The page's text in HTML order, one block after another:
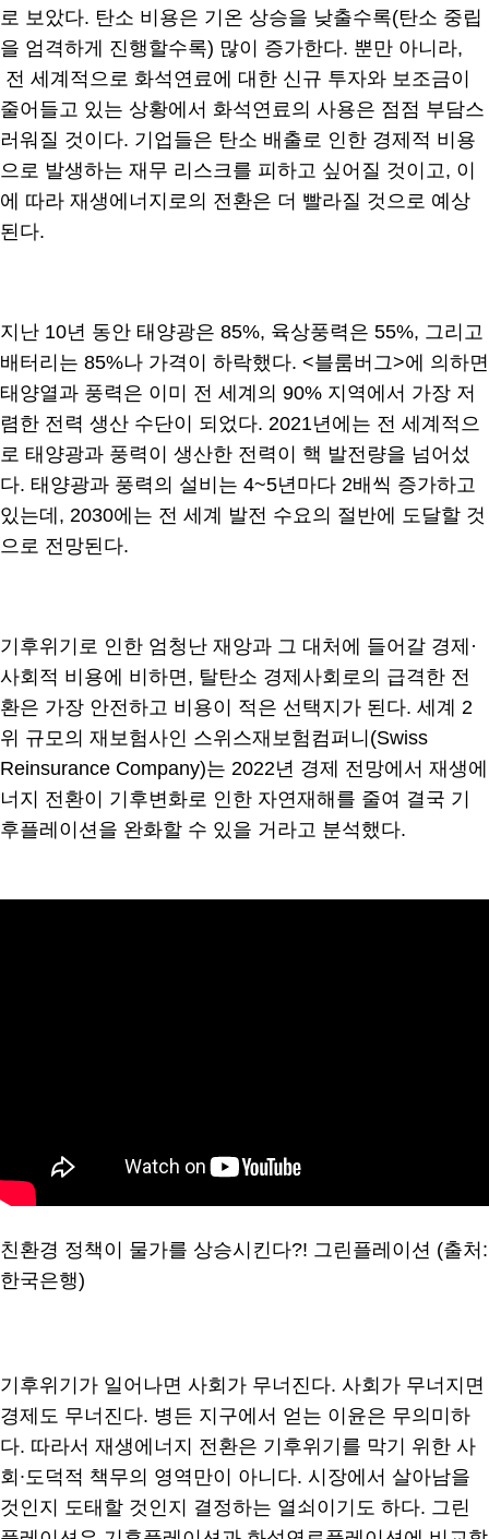
로 보았다. 탄소 비용은 기온 상승을 낮출수록(탄소 중립
을 엄격하게 진행할수록) 많이 증가한다. 뿐만 아니라,
전 세계적으로 화석연료에 대한 신규 투자와 보조금이
줄어들고 있는 상황에서 화석연료의 사용은 점점 부담스
러워질 것이다. 기업들은 탄소 배출로 인한 경제적 비용
으로 발생하는 재무 리스크를 피하고 싶어질 것이고, 이
에 따라 재생에너지로의 전환은 더 빨라질 것으로 예상
된다.
지난 10년 동안 태양광은 85%, 육상풍력은 55%, 그리고
배터리는 85%나 가격이 하락했다. <블룸버그>에 의하면
태양열과 풍력은 이미 전 세계의 90% 지역에서 가장 저
렴한 전력 생산 수단이 되었다. 2021년에는 전 세계적으
로 태양광과 풍력이 생산한 전력이 핵 발전량을 넘어섰
다. 태양광과 풍력의 설비는 4~5년마다 2배씩 증가하고
있는데, 2030에는 전 세계 발전 수요의 절반에 도달할 것
으로 전망된다.
기후위기로 인한 엄청난 재앙과 그 대처에 들어갈 경제·
사회적 비용에 비하면, 탈탄소 경제사회로의 급격한 전
환은 가장 안전하고 비용이 적은 선택지가 된다. 세계 2
위 규모의 재보험사인 스위스재보험컴퍼니(Swiss
Reinsurance Company)는 2022년 경제 전망에서 재생에
너지 전환이 기후변화로 인한 자연재해를 줄여 결국 기
후플레이션을 완화할 수 있을 거라고 분석했다.
친환경 정책이 물가를 상승시킨다?! 그린플레이션 (출처:
한국은행)
기후위기가 일어나면 사회가 무너진다. 사회가 무너지면
경제도 무너진다. 병든 지구에서 얻는 이윤은 무의미하
다. 따라서 재생에너지 전환은 기후위기를 막기 위한 사
회∙도덕적 책무의 영역만이 아니다. 시장에서 살아남을
것인지 도태할 것인지 결정하는 열쇠이기도 하다. 그린